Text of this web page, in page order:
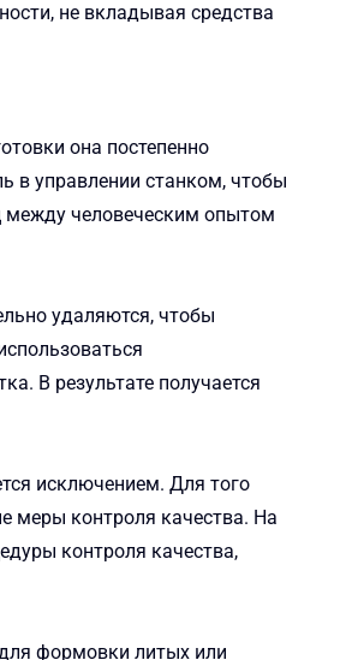
не вкладывая средства
она постепенно
в управлении станком, чтобы
между человеческим опытом
удаляются, чтобы
В результате получается
исключением. Для того
меры контроля качества. На
контроля качества,
формовки литых или